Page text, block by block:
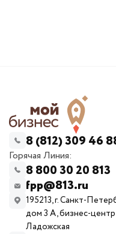
8 (812) 309 46
Горячая Линия:
8 800 30 20 813
fpp@813.ru
195213, г. Санкт-
дом 3 А, бизнес-центр
Ладожская